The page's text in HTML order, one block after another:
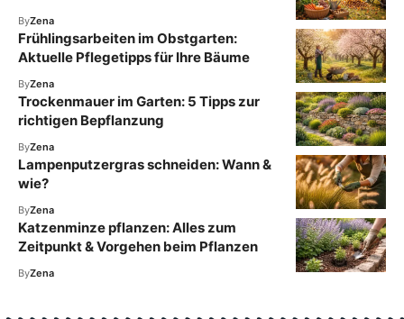
ByZena
Frühlingsarbeiten im Obstgarten:
Aktuelle Pflegetipps für Ihre Bäume
ByZena
Trockenmauer im Garten: 5 Tipps zur
richtigen Bepflanzung
ByZena
Lampenputzergras schneiden: Wann &
wie?
ByZena
Katzenminze pflanzen: Alles zum
Zeitpunkt & Vorgehen beim Pflanzen
ByZena